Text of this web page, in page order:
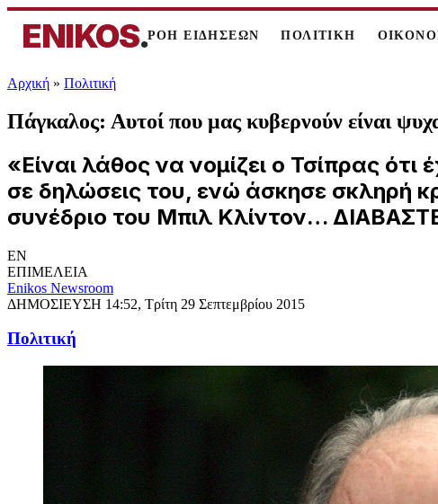
ENIKOS.ΡΟΗ ΕΙΔΗΣΕΩΝ ΠΟΛΙΤΙΚΗ
Αρχική » Πολιτική
Πάγκαλος: Αυτοί που μας κυβερνούν είναι
«Είναι λάθος να νομίζει ο Τσίπρας
σε δηλώσεις του, ενώ άσκησε σκληρή
συνέδριο του Μπιλ Κλίντον…
EN
ΕΠΙΜΕΛΕΙΑ
Enikos Newsroom
ΔΗΜΟΣΙΕΥΣΗ 14:52, Τρίτη 29 Σεπτεμβρίου 2015
Πολιτική